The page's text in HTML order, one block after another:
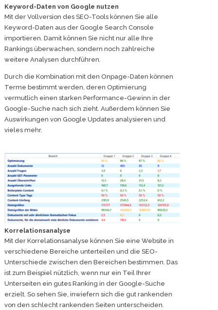
Keyword-Daten von Google nutzen
Mit der Vollversion des SEO-Tools können Sie alle
Keyword-Daten aus der Google Search Console
importieren. Damit können Sie nicht nur alle Ihre
Rankings überwachen, sondern noch zahlreiche
weitere Analysen durchführen.
Durch die Kombination mit den Onpage-Daten können
Terme bestimmt werden, deren Optimierung
vermutlich einen starken Performance-Gewinn in der
Google-Suche nach sich zieht. Außerdem können Sie
Auswirkungen von Google Updates analysieren und
vieles mehr.
Korrelationsanalyse
Mit der Korrelationsanalyse können Sie eine Website in
verschiedene Bereiche unterteilen und die SEO-
Unterschiede zwischen den Bereichen bestimmen. Das
ist zum Beispiel nützlich, wenn nur ein Teil Ihrer
Unterseiten ein gutes Ranking in der Google-Suche
erzielt. So sehen Sie, inwiefern sich die gut rankenden
von den schlecht rankenden Seiten unterscheiden.